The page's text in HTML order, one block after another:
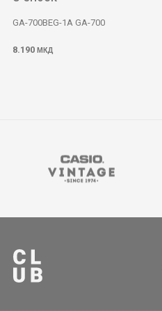
GA-700BEG-1A GA-700
8.190 МКД